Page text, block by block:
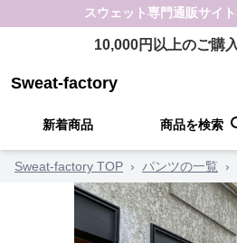
スウェット専門通販サイト
10,000円以上のご購
Sweat-factory
新着商品 商品を検索
Sweat-factory TOP › パンツの一覧 ›